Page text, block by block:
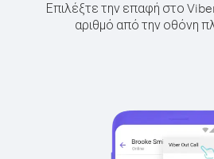
Επιλέξτε την επαφή στο
αριθμό από την οθόνη